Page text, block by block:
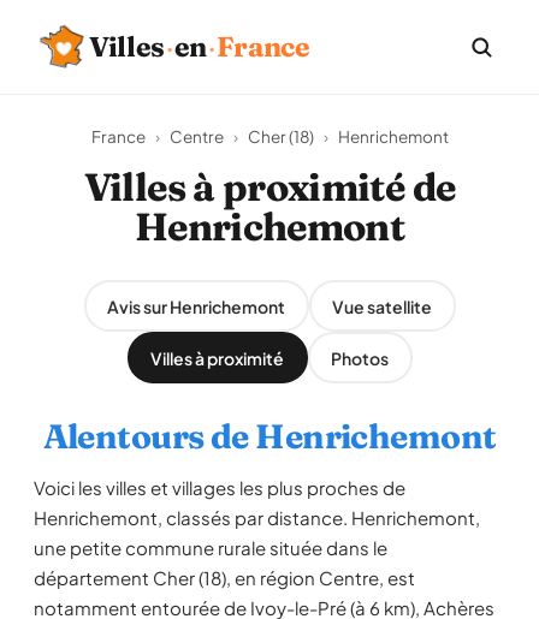
Villes·en·France
France › Centre › Cher (18) › Henrichemont
Villes à proximité de
Henrichemont
Avis sur Henrichemont Vue satellite
Villes à proximité Photos
Alentours de Henrichemont
Voici les villes et villages les plus proches de
Henrichemont, classés par distance. Henrichemont,
une petite commune rurale située dans le
département Cher (18), en région Centre, est
notamment entourée de Ivoy-le-Pré (à 6 km), Achères